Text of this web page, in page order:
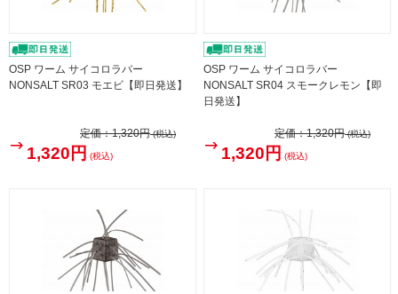
OSP ワーム サイコロラバー
NONSALT SR03 モエビ【即日発送】
定価：1,320円(税込)
1,320円 (税込)
OSP ワーム サイコロラバー
NONSALT SR04 スモークレモン【即
日発送】
定価：1,320円(税込)
1,320円 (税込)